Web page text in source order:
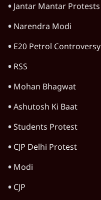
Jantar Mantar Protests
Narendra Modi
E20 Petrol Controversy
RSS
Mohan Bhagwat
Ashutosh Ki Baat
Students Protest
CJP Delhi Protest
Modi
CJP